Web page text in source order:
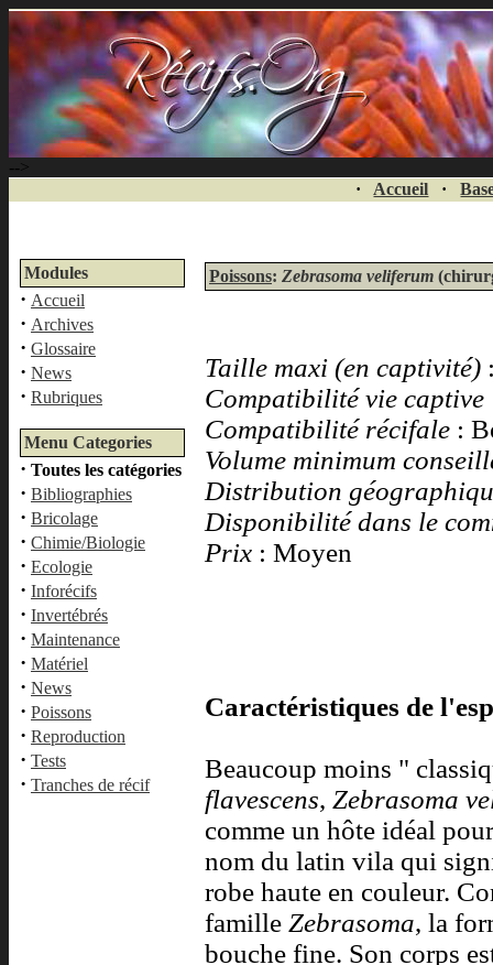
-->
· Accueil ·
Modules
· Accueil
· Archives
· Glossaire
· News
· Rubriques
Menu Categories
· Toutes les catégories
· Bibliographies
· Bricolage
· Chimie/Biologie
· Ecologie
· Inforécifs
· Invertébrés
· Maintenance
· Matériel
· News
· Poissons
· Reproduction
· Tests
· Tranches de récif
Poissons: Zebrasoma veliferum
Taille maxi (en captivité)
Compatibilité vie captive
Compatibilité récifale :
Volume minimum
Distribution
Disponibilité dans le
Prix : Moyen
Caractéristiques de
Beaucoup moins "
flavescens, Zebrasoma
comme un hôte idéal
nom du latin vila qui
robe haute en couleur.
famille Zebrasoma, la
bouche fine. Son corps